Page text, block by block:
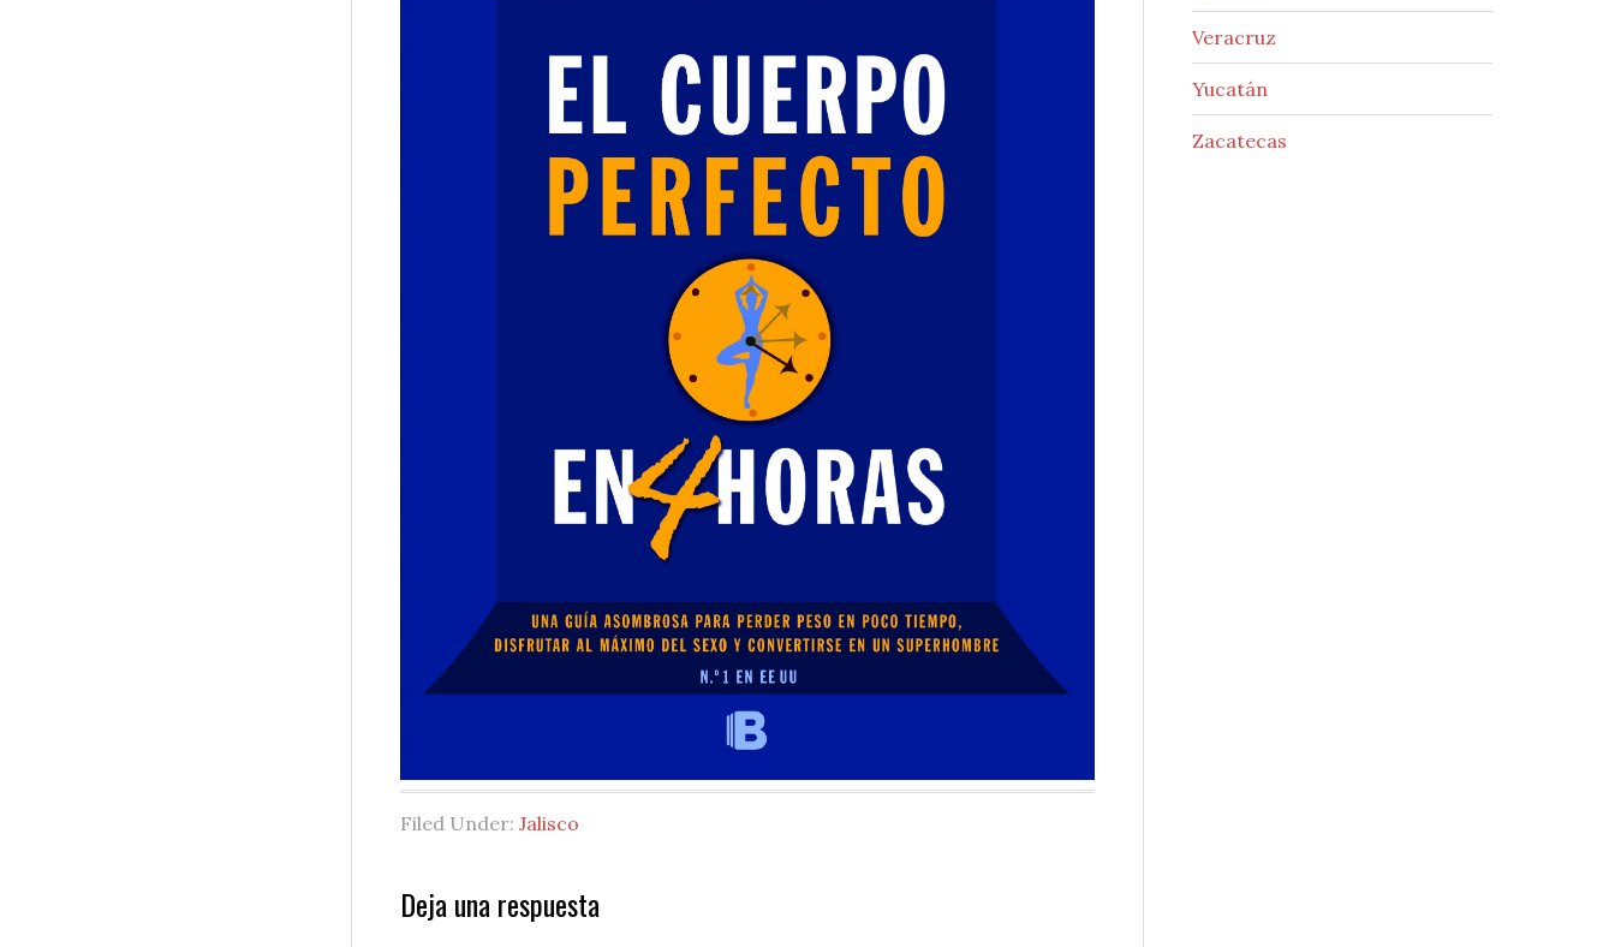
Filed Under: Jalisco
Reader
Deja una respuesta
Veracruz
Yucatán
Zacatecas